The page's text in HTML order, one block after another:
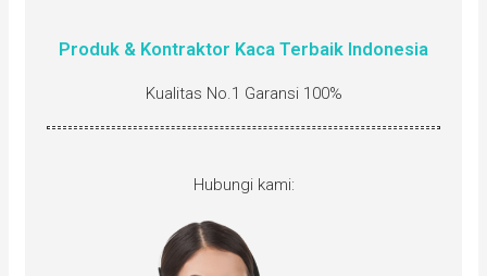
Produk & Kontraktor Kaca Terbaik Indonesia
Kualitas No.1 Garansi 100%
Hubungi kami: